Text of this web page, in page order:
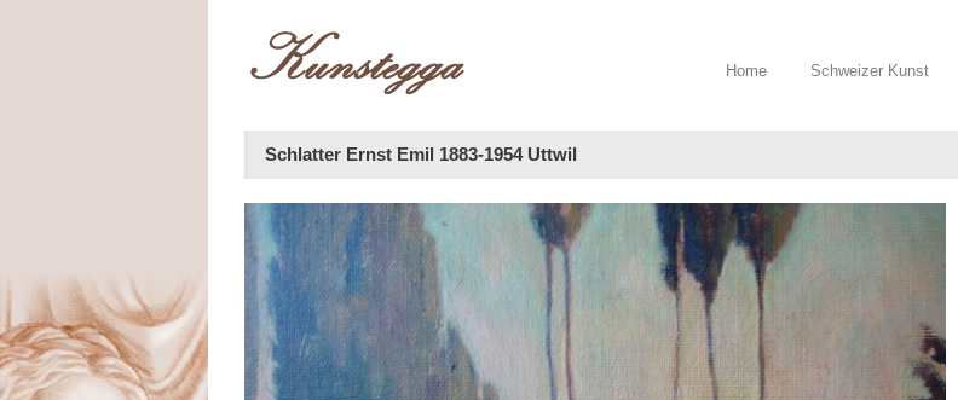
Home Schweizer Kunst
Schlatter Ernst Emil 1883-1954 Uttwil